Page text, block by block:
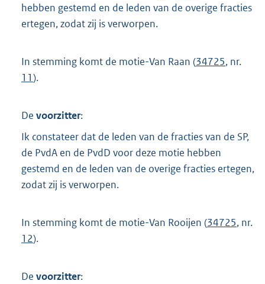
hebben gestemd en de leden van de overige fracties
ertegen, zodat zij is verworpen.
In stemming komt de motie-Van Raan (34725, nr.
11).
De voorzitter:
Ik constateer dat de leden van de fracties van de SP,
de PvdA en de PvdD voor deze motie hebben
gestemd en de leden van de overige fracties ertegen,
zodat zij is verworpen.
In stemming komt de motie-Van Rooijen (34725, nr.
12).
De voorzitter: